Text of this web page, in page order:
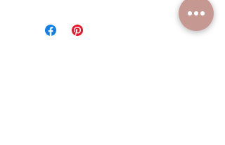
A minimum rendelési összeg 17 000
fenntarthassuk a minőségi